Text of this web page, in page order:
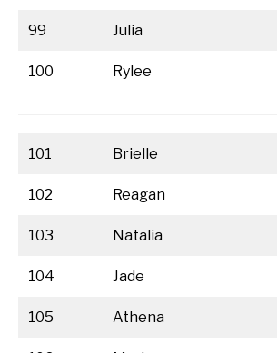
99 Julia
100 Rylee
101 Brielle
102 Reagan
103 Natalia
104 Jade
105 Athena